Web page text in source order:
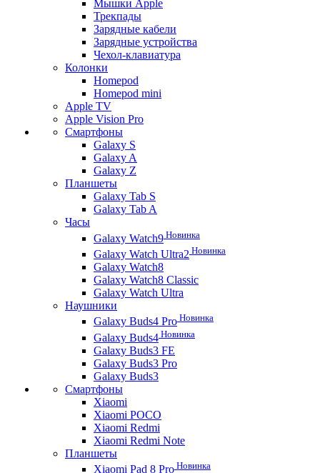
Мышки Apple
Трекпады
Зарядные кабели
Зарядные устройства
Чехол-клавиатура
Колонки
Homepod
Homepod mini
Apple TV
Apple Vision Pro
Смартфоны
Galaxy S
Galaxy A
Galaxy Z
Планшеты
Galaxy Tab S
Galaxy Tab A
Часы
Galaxy Watch9 Новинка
Galaxy Watch Ultra2 Новинка
Galaxy Watch8
Galaxy Watch8 Classic
Galaxy Watch Ultra
Наушники
Galaxy Buds4 Pro Новинка
Galaxy Buds4 Новинка
Galaxy Buds3 FE
Galaxy Buds3 Pro
Galaxy Buds3
Смартфоны
Xiaomi
Xiaomi POCO
Xiaomi Redmi
Xiaomi Redmi Note
Планшеты
Xiaomi Pad 8 Pro Новинка